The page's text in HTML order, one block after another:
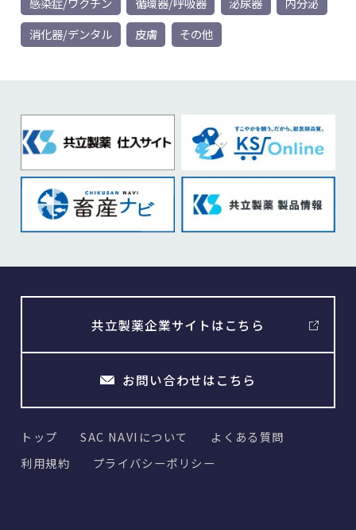
消化器/デンタル
皮膚 その他
共立製薬企業サイトはこちら
お問い合わせはこちら
トップ SAC NAVIについて
よくある質問
利用規約
プライバシーポリシー